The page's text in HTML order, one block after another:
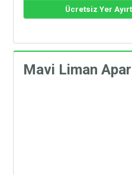
Ücretsiz Yer Ayırt
Mavi Liman